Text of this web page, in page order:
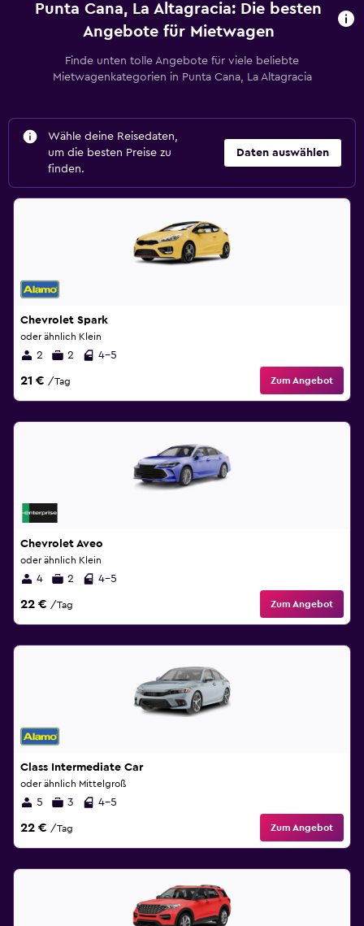
Punta Cana, La Altagracia: Die besten
Angebote für Mietwagen
Finde unten tolle Angebote für viele beliebte
Mietwagenkategorien in Punta Cana, La Altagracia
Wähle deine Reisedaten,
um die besten Preise zu
finden.
Daten auswählen
Chevrolet Spark
oder ähnlich Klein
2 2 4-5
21 € /Tag Zum Angebot
Chevrolet Aveo
oder ähnlich Klein
4 2 4-5
22 € /Tag Zum Angebot
Class Intermediate Car
oder ähnlich Mittelgroß
5 3 4-5
22 € /Tag Zum Angebot